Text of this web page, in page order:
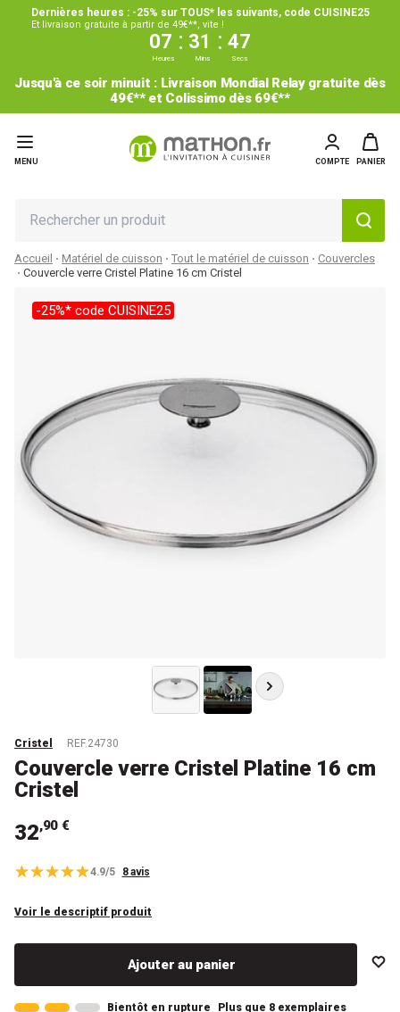
Dernières heures : -25% sur TOUS* les suivants, code CUISINE25
Et livraison gratuite à partir de 49€**, vite !
07 : 31 : 47
Heures Mins Secs
Jusqu'à ce soir minuit : Livraison Mondial Relay gratuite dès
49€** et Colissimo dès 69€**
MENU COMPTE PANIER
Accueil Matériel de cuisson Tout le matériel de cuisson
Couvercles
Couvercle verre Cristel Platine 16 cm Cristel
-25%* code CUISINE25
Cristel REF.24730
Couvercle verre Cristel Platine 16 cm
Cristel
32,90 €
4.9/5 8 avis
Voir le descriptif produit
Ajouter au panier
Bientôt en rupture Plus que 8 exemplaires